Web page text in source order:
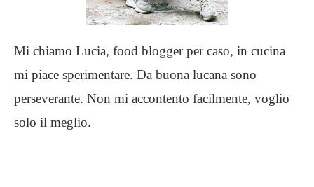
Mi chiamo Lucia, food blogger per caso, in cucina
mi piace sperimentare. Da buona lucana sono
perseverante. Non mi accontento facilmente, voglio
solo il meglio.